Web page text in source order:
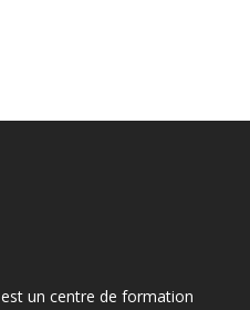
est un centre de formation